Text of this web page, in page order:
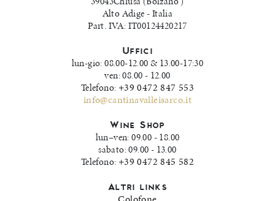
Alto Adige - Italia
Part. IVA: IT00124420217
Uffici
lun-gio: 08.00-12.00 & 13.00-17:30
ven: 08.00 - 12.00
Telefono:+39 0472 847 553
info@cantinavalleisarco.it
Wine Shop
lun–ven: 09.00 - 18.00
sabato: 09.00 - 13.00
Telefono:+39 0472 845 582
Altri links